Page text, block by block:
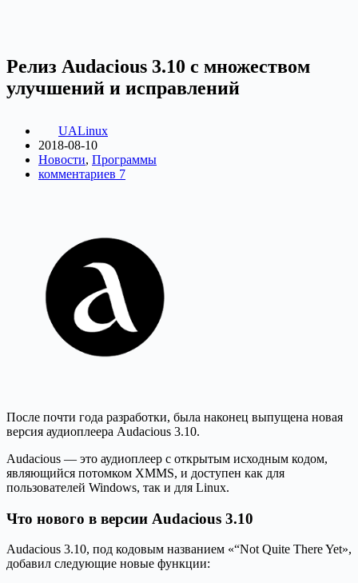
Релиз Audacious 3.10 с множеством
улучшений и исправлений
UALinux
2018-08-10
Новости, Программы
комментариев 7
После почти года разработки, была наконец выпущена новая
версия аудиоплеера Audacious 3.10.
Audacious — это аудиоплеер с открытым исходным кодом,
являющийся потомком XMMS, и доступен как для
пользователей Windows, так и для Linux.
Что нового в версии Audacious 3.10
Audacious 3.10, под кодовым названием «“Not Quite There Yet»,
добавил следующие новые функции: